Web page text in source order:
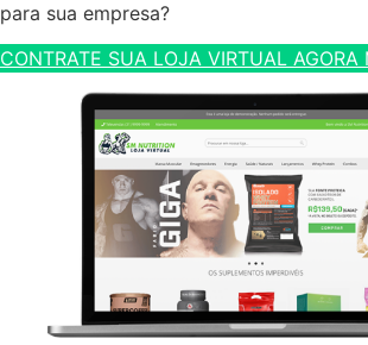
para sua empresa?
CONTRATE SUA LOJA VIRTUAL AGORA